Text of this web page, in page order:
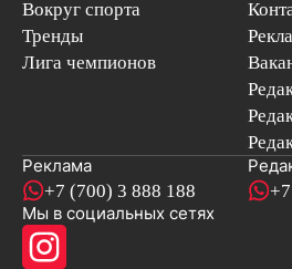
Вокруг спорта
Тренды
Лига чемпионов
Реклама
+7 (700) 3 888 188
Мы в социальных сетях